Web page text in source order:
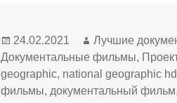
Опубликовано
24.02.2021 Автор
Лучшие
Документальные фильмы,
geographic, national geographic hd
фильмы, документальный фильм,